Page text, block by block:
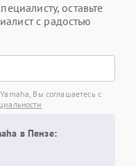
оставьте
с радостью
Вы соглашаетесь с
в Пензе: